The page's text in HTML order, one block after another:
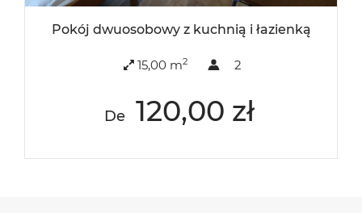
Pokój dwuosobowy z kuchnią i łazienką
15,00 m2 2
De 120,00 zł